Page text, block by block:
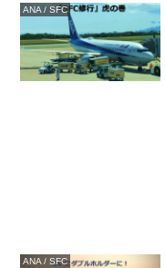
ANA / SFC
ANA / SFC